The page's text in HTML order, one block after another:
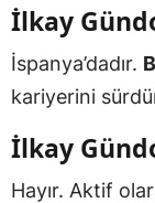
İlkay
İspanya’dadır.
kariyerini
İlkay
Hayır. Aktif